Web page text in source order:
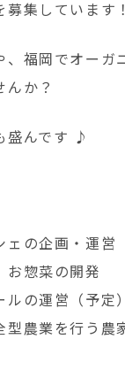
集しています！
福岡でオーガ
か？
盛んです ♪
ェの企画・運営
お惣菜の開発
の運営（予定）
型農業を行う農